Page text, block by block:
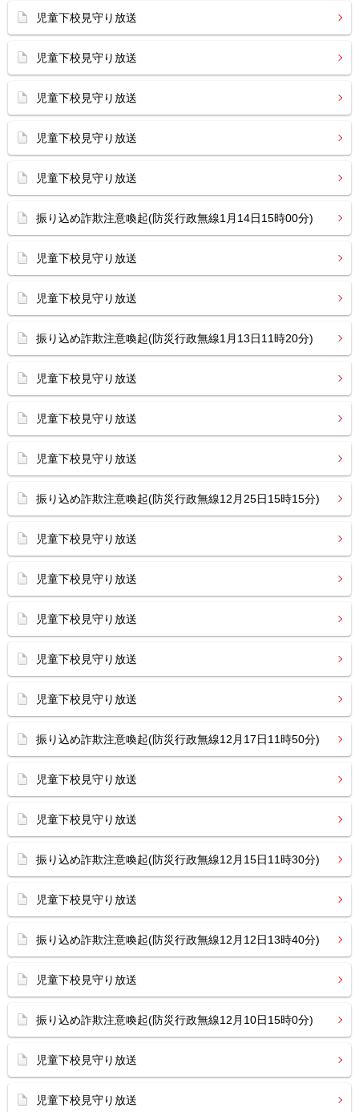
児童下校見守り放送
児童下校見守り放送
児童下校見守り放送
児童下校見守り放送
児童下校見守り放送
振り込め詐欺注意喚起(防災行政無線1月14日15時00分)
児童下校見守り放送
児童下校見守り放送
振り込め詐欺注意喚起(防災行政無線1月13日11時20分)
児童下校見守り放送
児童下校見守り放送
児童下校見守り放送
振り込め詐欺注意喚起(防災行政無線12月25日15時15分)
児童下校見守り放送
児童下校見守り放送
児童下校見守り放送
児童下校見守り放送
児童下校見守り放送
振り込め詐欺注意喚起(防災行政無線12月17日11時50分)
児童下校見守り放送
児童下校見守り放送
振り込め詐欺注意喚起(防災行政無線12月15日11時30分)
児童下校見守り放送
振り込め詐欺注意喚起(防災行政無線12月12日13時40分)
児童下校見守り放送
振り込め詐欺注意喚起(防災行政無線12月10日15時0分)
児童下校見守り放送
児童下校見守り放送